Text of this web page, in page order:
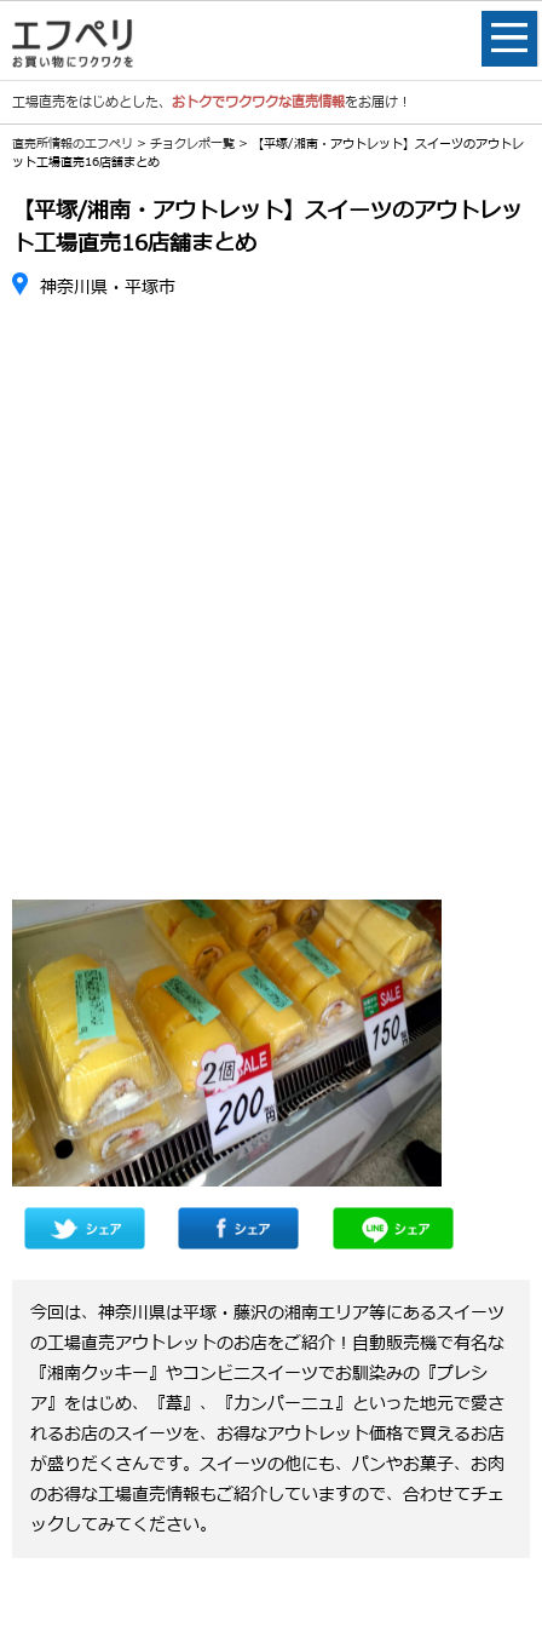
工場直売をはじめとした、 おトクでワクワクな直売情報をお届け！
直売所情報のエフペリ > チョクレポ一覧 > 【平塚/湘南・アウトレット】スイーツのアウトレ
ット工場直売16店舗まとめ
【平塚/湘南・アウトレット】スイーツのアウトレッ
ト工場直売16店舗まとめ
神奈川県・平塚市
今回は、神奈川県は平塚・藤沢の湘南エリア等にあるスイーツ
の工場直売アウトレットのお店をご紹介！自動販売機で有名な
『湘南クッキー』やコンビニスイーツでお馴染みの『プレシ
ア』をはじめ、『葦』、『カンパーニュ』といった地元で愛さ
れるお店のスイーツを、お得なアウトレット価格で買えるお店
が盛りだくさんです。スイーツの他にも、パンやお菓子、お肉
のお得な工場直売情報もご紹介していますので、合わせてチェ
ックしてみてください。